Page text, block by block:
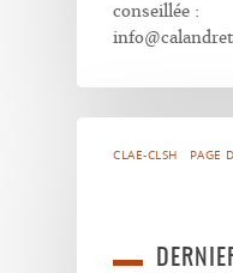
conseillée :
CLAE-CLSH PAGE